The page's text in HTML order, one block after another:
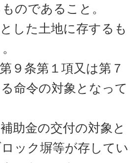
のであること。
した土地に存するも
９条第１項又は第７
命令の対象となって
助金の交付の対象と
ック塀等が存してい